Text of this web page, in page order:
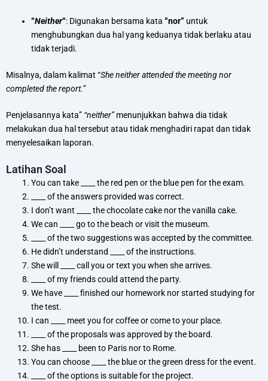
“Neither“: Digunakan bersama kata “nor” untuk
menghubungkan dua hal yang keduanya tidak berlaku atau
tidak terjadi.
Misalnya, dalam kalimat “She neither attended the meeting nor
completed the report.”
Penjelasannya kata” “neither”menunjukkan bahwa dia tidak
melakukan dua hal tersebut atau tidak menghadiri rapat dan tidak
menyelesaikan laporan.
Latihan Soal
You can take ____ the red pen or the blue pen for the exam.
____ of the answers provided was correct.
I don’t want ____ the chocolate cake nor the vanilla cake.
We can ____ go to the beach or visit the museum.
____ of the two suggestions was accepted by the committee.
He didn’t understand ____ of the instructions.
She will ____ call you or text you when she arrives.
____ of my friends could attend the party.
We have ____ finished our homework nor started studying for
the test.
I can ____ meet you for coffee or come to your place.
____ of the proposals was approved by the board.
She has ____ been to Paris nor to Rome.
You can choose ____ the blue or the green dress for the event.
____ of the options is suitable for the project.